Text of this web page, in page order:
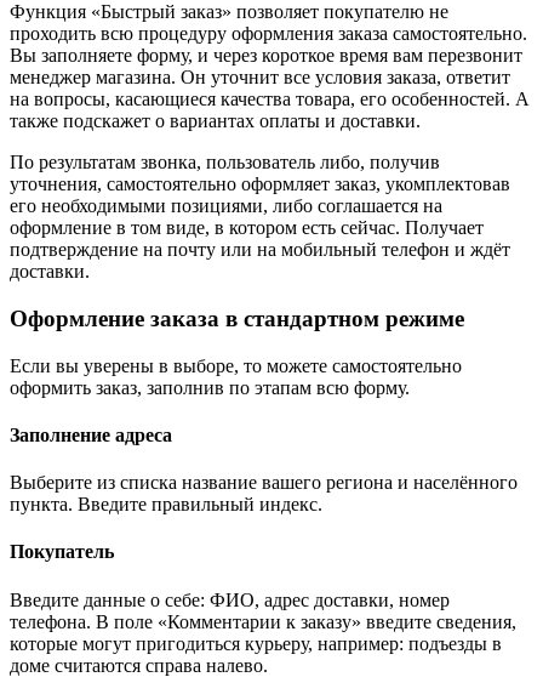
Функция «Быстрый заказ» позволяет покупателю не
проходить всю процедуру оформления заказа самостоятельно.
Вы заполняете форму, и через короткое время вам перезвонит
менеджер магазина. Он уточнит все условия заказа, ответит
на вопросы, касающиеся качества товара, его особенностей. А
также подскажет о вариантах оплаты и доставки.
По результатам звонка, пользователь либо, получив
уточнения, самостоятельно оформляет заказ, укомплектовав
его необходимыми позициями, либо соглашается на
оформление в том виде, в котором есть сейчас. Получает
подтверждение на почту или на мобильный телефон и ждёт
доставки.
Оформление заказа в стандартном режиме
Если вы уверены в выборе, то можете самостоятельно
оформить заказ, заполнив по этапам всю форму.
Заполнение адреса
Выберите из списка название вашего региона и населённого
пункта. Введите правильный индекс.
Покупатель
Введите данные о себе: ФИО, адрес доставки, номер
телефона. В поле «Комментарии к заказу» введите сведения,
которые могут пригодиться курьеру, например: подъезды в
доме считаются справа налево.